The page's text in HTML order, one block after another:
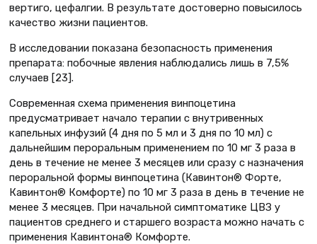
вертиго, цефалгии. В результате достоверно повысилось
качество жизни пациентов.
В исследовании показана безопасность применения
препарата: побочные явления наблюдались лишь в 7,5%
случаев [23].
Современная схема применения винпоцетина
предусматривает начало терапии с внутривенных
капельных инфузий (4 дня по 5 мл и 3 дня по 10 мл) с
дальнейшим пероральным применением по 10 мг 3 раза в
день в течение не менее 3 месяцев или сразу с назначения
пероральной формы винпоцетина (Кавинтон® Форте,
Кавинтон® Комфорте) по 10 мг 3 раза в день в течение не
менее 3 месяцев. При начальной симптоматике ЦВЗ у
пациентов среднего и старшего возраста можно начать с
применения Кавинтона® Комфорте.